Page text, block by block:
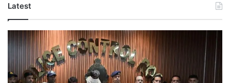
Latest
Amla
Theft
आमला
में